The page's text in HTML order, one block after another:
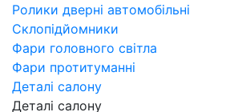
Ролики дверні автомобільні
Склопідйомники
Фари головного світла
Фари протитуманні
Деталі салону
Деталі салону